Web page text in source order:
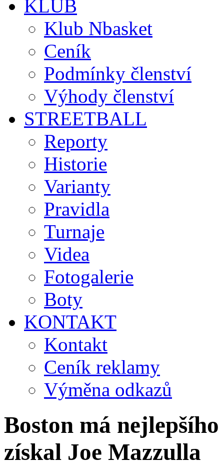
KLUB
Klub Nbasket
Ceník
Podmínky členství
Výhody členství
STREETBALL
Reporty
Historie
Varianty
Pravidla
Turnaje
Videa
Fotogalerie
Boty
KONTAKT
Kontakt
Ceník reklamy
Výměna odkazů
Boston má
získal Joe Mazzulla